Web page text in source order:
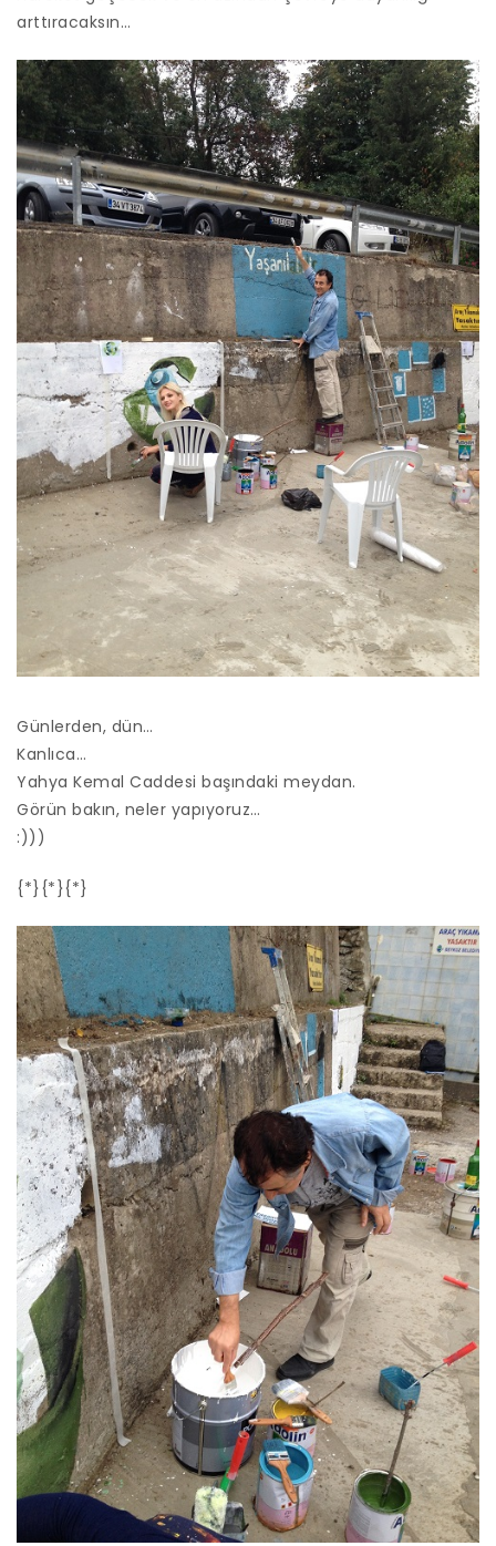
arttıracaksın…
Günlerden, dün…
Kanlıca…
Yahya Kemal Caddesi başındaki meydan.
Görün bakın, neler yapıyoruz…
:)))
{*}{*}{*}